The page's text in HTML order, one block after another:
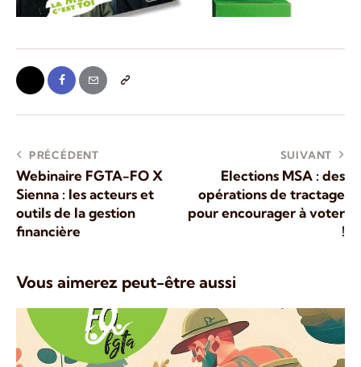
PRÉCÉDENT
Webinaire FGTA-FO X
Sienna : les acteurs et
outils de la gestion
financière
SUIVANT
Elections MSA : des
opérations de tractage
pour encourager à voter
!
Vous aimerez peut-être aussi